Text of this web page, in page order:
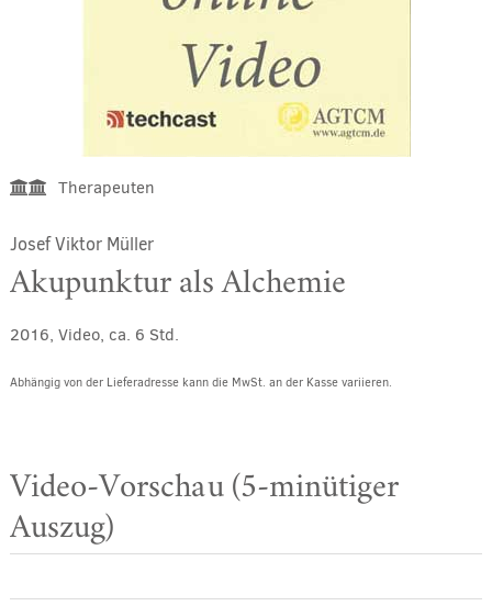
Therapeuten
Josef Viktor Müller
Akupunktur als Alchemie
2016, Video, ca. 6 Std.
Abhängig von der Lieferadresse kann die MwSt. an der Kasse variieren.
Video-Vorschau (5-minütiger
Auszug)